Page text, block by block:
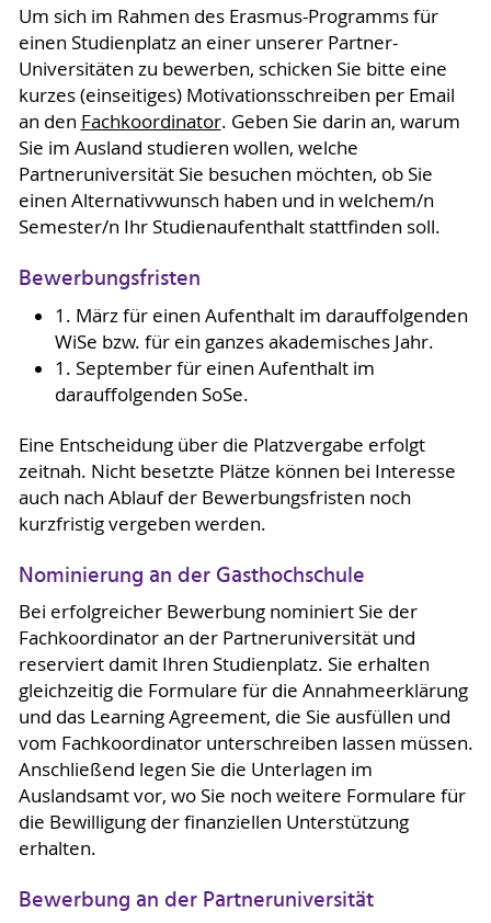
Um sich im Rahmen des Erasmus-Programms für
einen Studienplatz an einer unserer Partner-
Universitäten zu bewerben, schicken Sie bitte eine
kurzes (einseitiges) Motivationsschreiben per Email
an den Fachkoordinator. Geben Sie darin an, warum
Sie im Ausland studieren wollen, welche
Partneruniversität Sie besuchen möchten, ob Sie
einen Alternativwunsch haben und in welchem/n
Semester/n Ihr Studienaufenthalt stattfinden soll.
Bewerbungsfristen
1. März für einen Aufenthalt im darauffolgenden
WiSe bzw. für ein ganzes akademisches Jahr.
1. September für einen Aufenthalt im
darauffolgenden SoSe.
Eine Entscheidung über die Platzvergabe erfolgt
zeitnah. Nicht besetzte Plätze können bei Interesse
auch nach Ablauf der Bewerbungsfristen noch
kurzfristig vergeben werden.
Nominierung an der Gasthochschule
Bei erfolgreicher Bewerbung nominiert Sie der
Fachkoordinator an der Partneruniversität und
reserviert damit Ihren Studienplatz. Sie erhalten
gleichzeitig die Formulare für die Annahmeerklärung
und das Learning Agreement, die Sie ausfüllen und
vom Fachkoordinator unterschreiben lassen müssen.
Anschließend legen Sie die Unterlagen im
Auslandsamt vor, wo Sie noch weitere Formulare für
die Bewilligung der finanziellen Unterstützung
erhalten.
Bewerbung an der Partneruniversität